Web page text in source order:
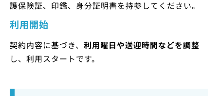
護保険証、印鑑、身分証明書を持参してください。
利用開始
契約内容に基づき、 利用曜日や送迎時間などを調整
し、利用スタートです。